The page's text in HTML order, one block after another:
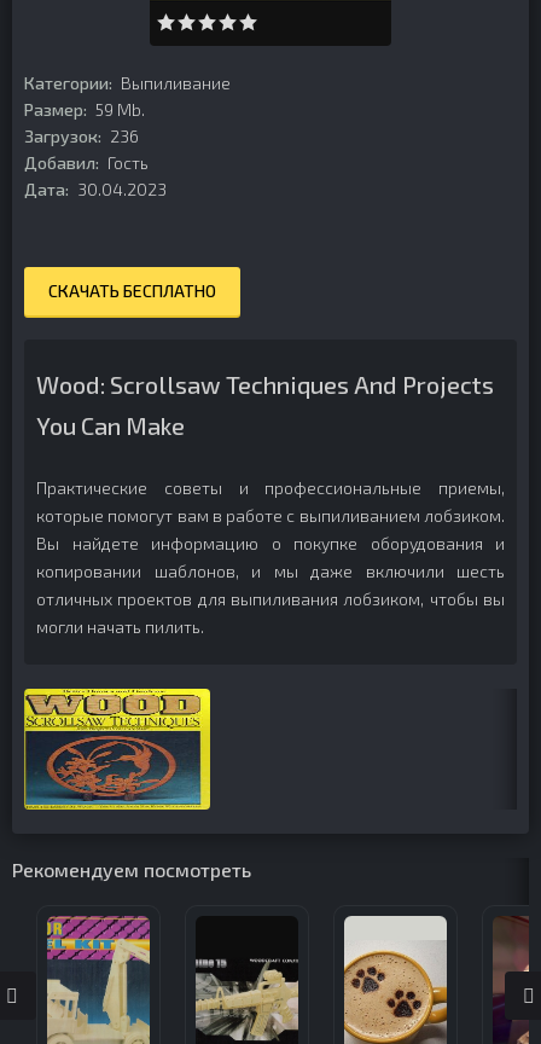
Категории: Выпиливание
Размер: 59 Mb.
Загрузок: 236
Добавил: Гость
Дата: 30.04.2023
СКАЧАТЬ БЕСПЛАТНО
Wood: Scrollsaw Techniques And Projects
You Can Make
Практические советы и профессиональные приемы,
которые помогут вам в работе с выпиливанием лобзиком.
Вы найдете информацию о покупке оборудования и
копировании шаблонов, и мы даже включили шесть
отличных проектов для выпиливания лобзиком, чтобы вы
могли начать пилить.
Рекомендуем посмотреть